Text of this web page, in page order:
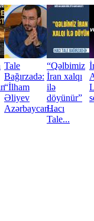
Tale
Bağırzadə:
“İlham
Əliyev
Azərbaycan...
“Qəlbimiz
İran xalqı
ilə
döyünür”
Hacı
Tale...